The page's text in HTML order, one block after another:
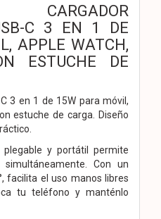
C 3 EN 1 DE
APPLE WATCH,
ESTUCHE DE
3 en 1 de 15W para móvil,
estuche de carga. Diseño
plegable y portátil permite
Con un
facilita el uso manos libres
tu teléfono y manténlo